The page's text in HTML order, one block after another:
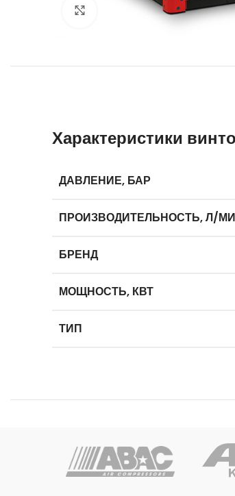
Характеристики
ДАВЛЕНИЕ, БАР
ПРОИЗВОДИТЕЛЬНОСТЬ, Л/
БРЕНД
МОЩНОСТЬ, КВТ
ТИП